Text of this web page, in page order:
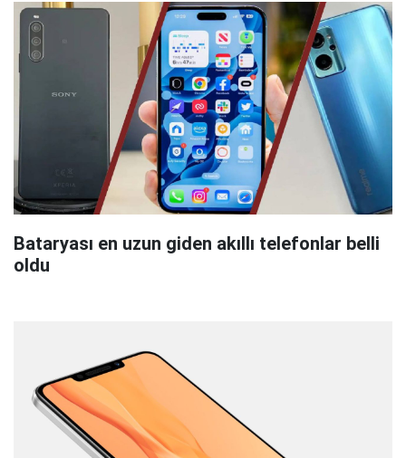
Bataryası en uzun giden akıllı telefonlar belli
oldu